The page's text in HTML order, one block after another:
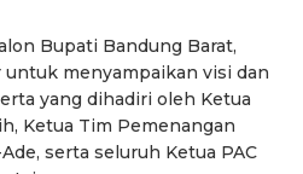
Bupati Bandung Barat,
menyampaikan visi dan
yang dihadiri oleh Ketua
Ketua Tim Pemenangan
serta seluruh Ketua PAC